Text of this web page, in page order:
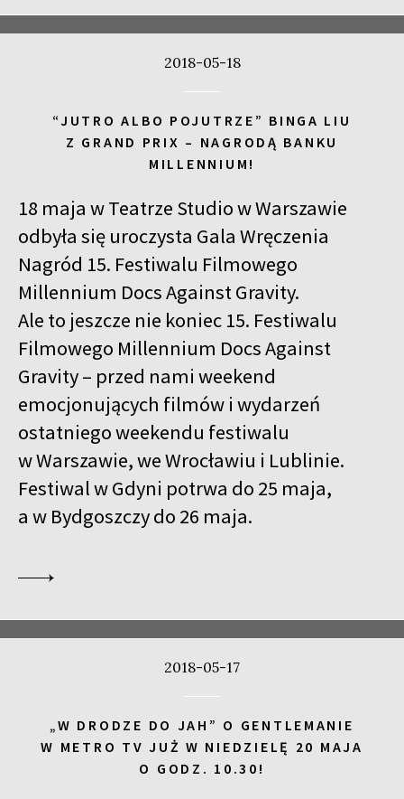
2018-05-18
“JUTRO ALBO POJUTRZE” BINGA LIU
Z GRAND PRIX – NAGRODĄ BANKU
MILLENNIUM!
18 maja w Teatrze Studio w Warszawie
odbyła się uroczysta Gala Wręczenia
Nagród 15. Festiwalu Filmowego
Millennium Docs Against Gravity.
Ale to jeszcze nie koniec 15. Festiwalu
Filmowego Millennium Docs Against
Gravity – przed nami weekend
emocjonujących filmów i wydarzeń
ostatniego weekendu festiwalu
w Warszawie, we Wrocławiu i Lublinie.
Festiwal w Gdyni potrwa do 25 maja,
a w Bydgoszczy do 26 maja.
2018-05-17
„W DRODZE DO JAH” O GENTLEMANIE
W METRO TV JUŻ W NIEDZIELĘ 20 MAJA
O GODZ. 10.30!